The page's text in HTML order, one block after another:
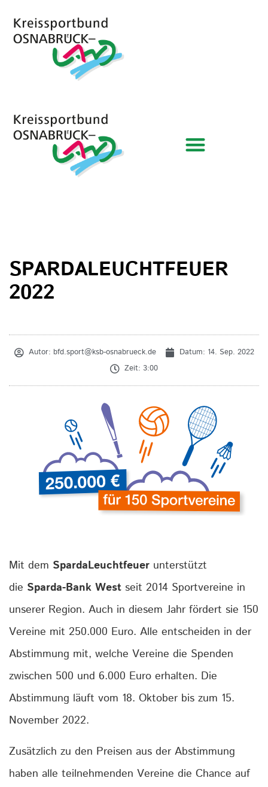
SPARDALEUCHTFEUER
2022
Autor: bfd.sport@ksb-osnabrueck.de Datum: 14. Sep. 2022
Zeit: 3:00
Mit dem SpardaLeuchtfeuer unterstützt
die Sparda-Bank West seit 2014 Sportvereine in
unserer Region. Auch in diesem Jahr fördert sie 150
Vereine mit 250.000 Euro. Alle entscheiden in der
Abstimmung mit, welche Vereine die Spenden
zwischen 500 und 6.000 Euro erhalten. Die
Abstimmung läuft vom 18. Oktober bis zum 15.
November 2022.
Zusätzlich zu den Preisen aus der Abstimmung
haben alle teilnehmenden Vereine die Chance auf